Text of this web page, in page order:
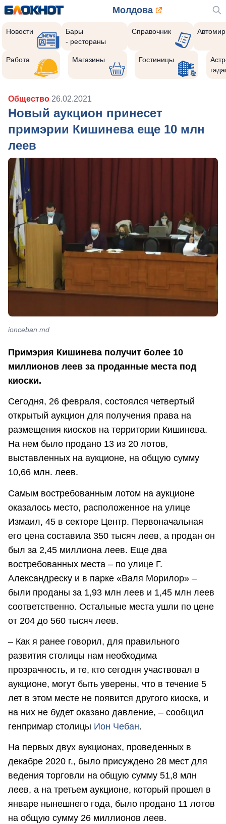
Молдова
Новости
Бары
- рестораны
Справочник Автомир
Работа Магазины Гостиницы
Общество 26.02.2021
Новый аукцион принесет
примэрии Кишинева еще 10 млн
леев
ionceban.md
Примэрия Кишинева получит более 10
миллионов леев за проданные места под
киоски.
Сегодня, 26 февраля, состоялся четвертый
открытый аукцион для получения права на
размещения киосков на территории Кишинева.
На нем было продано 13 из 20 лотов,
выставленных на аукционе, на общую сумму
10,66 млн. леев.
Самым востребованным лотом на аукционе
оказалось место, расположенное на улице
Измаил, 45 в секторе Центр. Первоначальная
его цена составила 350 тысяч леев, а продан он
был за 2,45 миллиона леев. Еще два
востребованных места – по улице Г.
Александреску и в парке «Валя Морилор» –
были проданы за 1,93 млн леев и 1,45 млн леев
соответственно. Остальные места ушли по цене
от 204 до 560 тысяч леев.
– Как я ранее говорил, для правильного
развития столицы нам необходима
прозрачность, и те, кто сегодня участвовал в
аукционе, могут быть уверены, что в течение 5
лет в этом месте не появится другого киоска, и
на них не будет оказано давление, – сообщил
генпримар столицы Ион Чебан.
На первых двух аукционах, проведенных в
декабре 2020 г., было присуждено 28 мест для
ведения торговли на общую сумму 51,8 млн
леев, а на третьем аукционе, который прошел в
январе нынешнего года, было продано 11 лотов
на общую сумму 26 миллионов леев.